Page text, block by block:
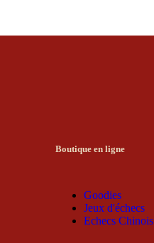
Boutique en ligne
Goodies
Jeux d'échecs
Echecs Chinois